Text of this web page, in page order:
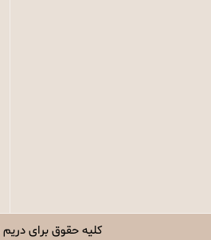
کلیه حقوق برایدریم